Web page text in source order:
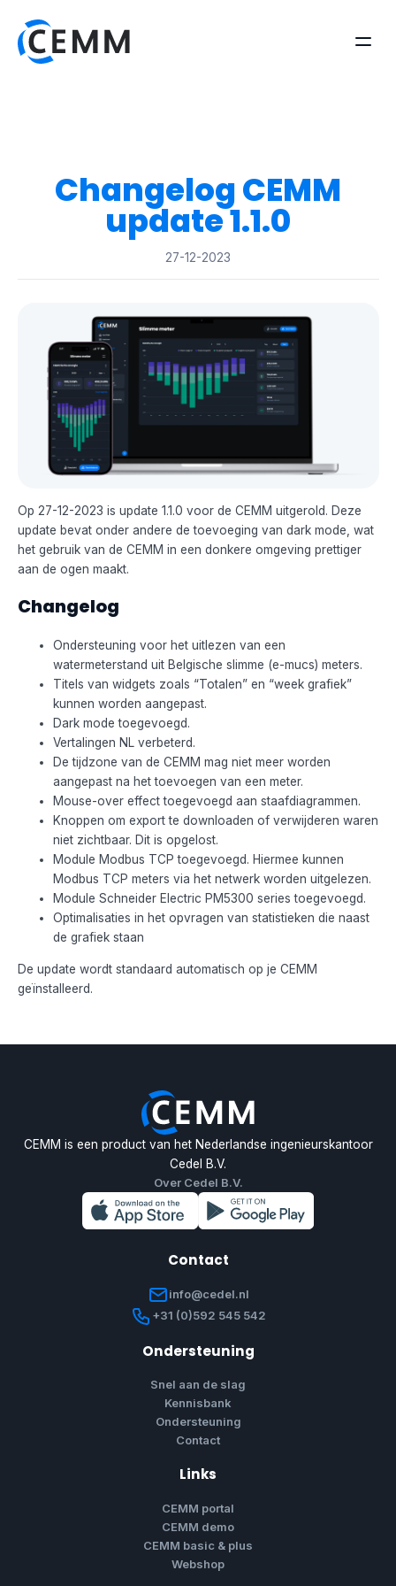
Changelog CEMM
update 1.1.0
27-12-2023
Op 27-12-2023 is update 1.1.0 voor de CEMM uitgerold. Deze
update bevat onder andere de toevoeging van dark mode, wat
het gebruik van de CEMM in een donkere omgeving prettiger
aan de ogen maakt.
Changelog
Ondersteuning voor het uitlezen van een
watermeterstand uit Belgische slimme (e-mucs) meters.
Titels van widgets zoals “Totalen” en “week grafiek”
kunnen worden aangepast.
Dark mode toegevoegd.
Vertalingen NL verbeterd.
De tijdzone van de CEMM mag niet meer worden
aangepast na het toevoegen van een meter.
Mouse-over effect toegevoegd aan staafdiagrammen.
Knoppen om export te downloaden of verwijderen waren
niet zichtbaar. Dit is opgelost.
Module Modbus TCP toegevoegd. Hiermee kunnen
Modbus TCP meters via het netwerk worden uitgelezen.
Module Schneider Electric PM5300 series toegevoegd.
Optimalisaties in het opvragen van statistieken die naast
de grafiek staan
De update wordt standaard automatisch op je CEMM
geïnstalleerd.
CEMM is een product van het Nederlandse ingenieurskantoor
Cedel B.V.
Over Cedel B.V.
Contact
info@cedel.nl
+31 (0)592 545 542
Ondersteuning
Snel aan de slag
Kennisbank
Ondersteuning
Contact
Links
CEMM portal
CEMM demo
CEMM basic & plus
Webshop